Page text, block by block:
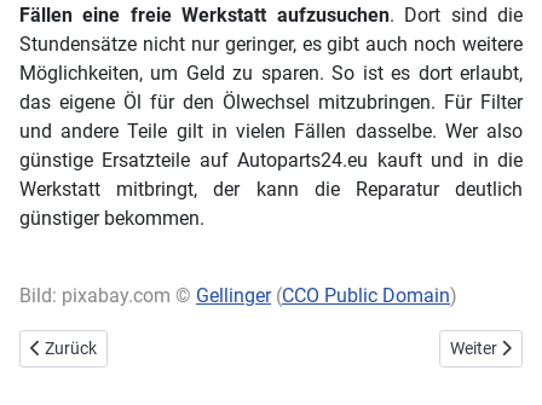
Fällen eine freie Werkstatt aufzusuchen. Dort sind die
Stundensätze nicht nur geringer, es gibt auch noch weitere
Möglichkeiten, um Geld zu sparen. So ist es dort erlaubt,
das eigene Öl für den Ölwechsel mitzubringen. Für Filter
und andere Teile gilt in vielen Fällen dasselbe. Wer also
günstige Ersatzteile auf Autoparts24.eu kauft und in die
Werkstatt mitbringt, der kann die Reparatur deutlich
günstiger bekommen.
Bild: pixabay.com © Gellinger(CCO Public Domain)
Vorheriger Beitrag: Das ideale Stadtauto: Umweltschonend und
Zurück Nächster
Weiter